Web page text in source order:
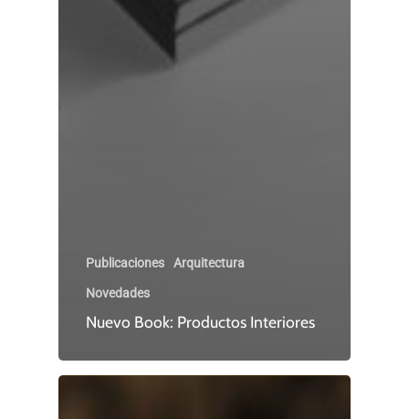
Publicaciones Arquitectura
Novedades
Nuevo Book: Productos Interiores